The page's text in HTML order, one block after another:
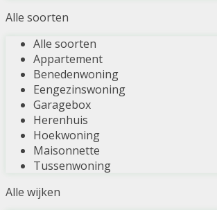
Alle soorten
Alle soorten
Appartement
Benedenwoning
Eengezinswoning
Garagebox
Herenhuis
Hoekwoning
Maisonnette
Tussenwoning
Alle wijken